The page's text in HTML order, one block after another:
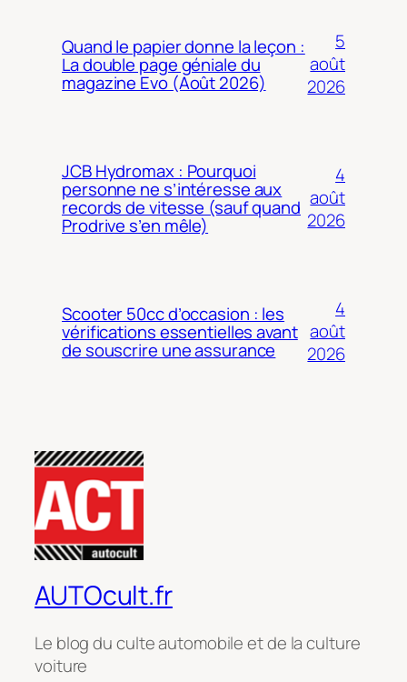
Quand le papier donne la leçon :
La double page géniale du
magazine Evo (Août 2026)
5
août
2026
JCB Hydromax : Pourquoi
personne ne s’intéresse aux
records de vitesse (sauf quand
Prodrive s’en mêle)
4
août
2026
Scooter 50cc d’occasion : les
vérifications essentielles avant
de souscrire une assurance
4
août
2026
AUTOcult.fr
Le blog du culte automobile et de la culture
voiture